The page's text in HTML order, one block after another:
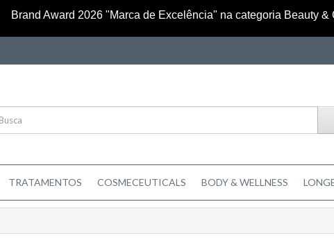
Brand Award 2026 "Marca de Excelência" na categoria Beauty &
TRATAMENTOS COSMECEUTICALS BODY & WELLNESS